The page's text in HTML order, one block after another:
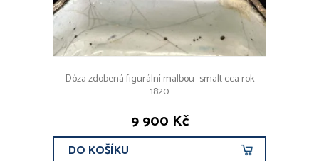
Dóza zdobená figurální malbou -smalt cca rok
1820
9 900 Kč
DO KOŠÍKU